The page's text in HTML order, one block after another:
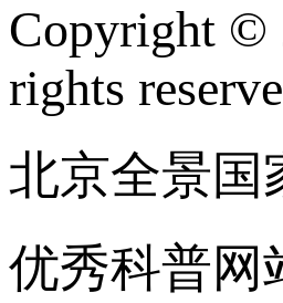
Copyright ©
rights
北京全景国
优秀科普网